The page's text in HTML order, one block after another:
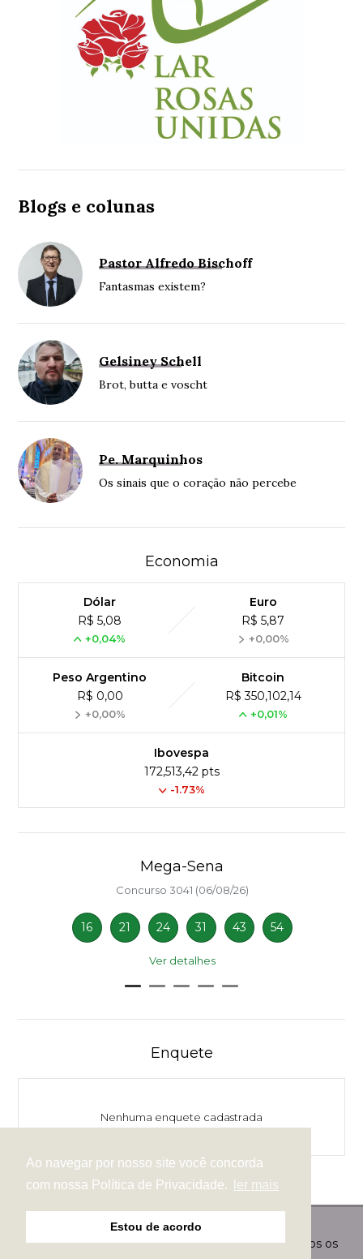
Ao navegar por nosso site você concorda
com nossa Política de Privacidade.
ler mais
Estou de acordo
Blogs e colunas
Pastor Alfredo Bischoff
Fantasmas existem?
Gelsiney Schell
Brot, butta e voscht
Pe. Marquinhos
Os sinais que o coração não percebe
Economia
Dólar
R$ 5,08
+0,04%
Euro
R$ 5,87
+0,00%
Peso Argentino
R$ 0,00
+0,00%
Bitcoin
R$ 350,102,14
+0,01%
Ibovespa
172,513,42 pts
-1.73%
Mega-Sena
Concurso 3041 (06/08/26)
16 21 24 31 43 54
Ver detalhes
Enquete
Nenhuma enquete cadastrada
© Copyright 2026 - Revistas Especiais Digital - Todos os